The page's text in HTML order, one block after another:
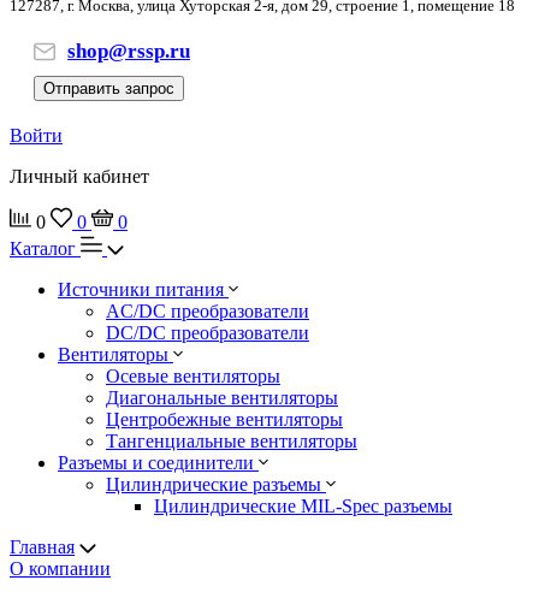
127287, г. Москва, улица Хуторская 2-я, дом 29, строение 1, помещение 18
shop@rssp.ru
Отправить запрос
Войти
Личный кабинет
0 0
0
Каталог
Источники питания
AC/DC преобразователи
DC/DC преобразователи
Вентиляторы
Осевые вентиляторы
Диагональные вентиляторы
Центробежные вентиляторы
Тангенциальные вентиляторы
Разъемы и соединители
Цилиндрические разъемы
Цилиндрические MIL-Spec разъемы
Главная
О компании